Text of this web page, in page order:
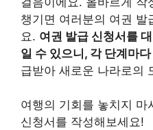
챙기면 여러분의 여권 발
요. 여권 발급 신청서를
일 수 있으니, 각 단계마
급받아 새로운 나라로의
여행의 기회를 놓치지 마
신청서를 작성해보세요!